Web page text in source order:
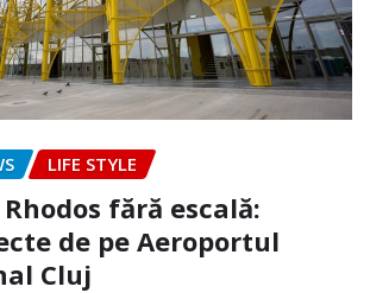
LIFE STYLE
fără escală:
de pe Aeroportul
Cluj